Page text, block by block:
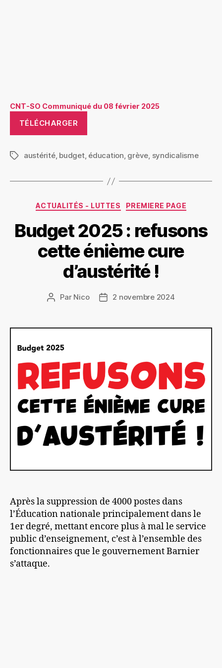
CNT-SO Communiqué du 08 février 2025
TÉLÉCHARGER
Étiquettes
austérité, budget, éducation, grève, syndicalisme
Catégories
ACTUALITÉS - LUTTES PREMIERE PAGE
Budget 2025 : refusons
cette énième cure
d’austérité !
Auteur
Par Nico
Date2 novembre 2024
Après la suppression de 4000 postes dans
l’Éducation nationale principalement dans le
1er degré, mettant encore plus à mal le service
public d’enseignement, c’est à l’ensemble des
fonctionnaires que le gouvernement Barnier
s’attaque.